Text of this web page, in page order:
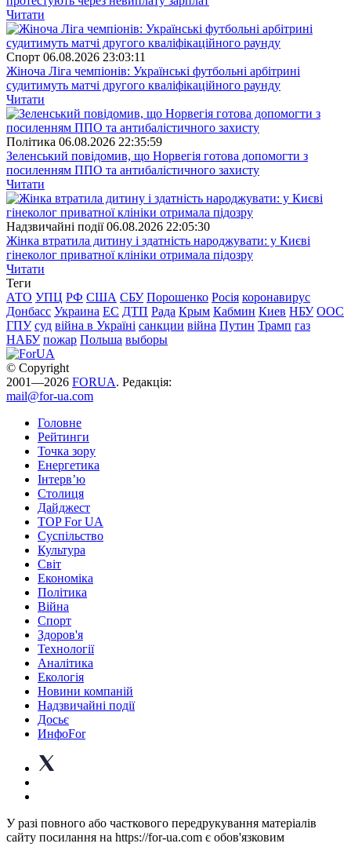
Читати
Спорт 06.08.2026 23:03:11
Жіноча Ліга чемпіонів: Українські футбольні арбітрині
судитимуть матчі другого кваліфікаційного раунду
Читати
Полiтика 06.08.2026 22:35:59
Зеленський повідомив, що Норвегія готова допомогти з
посиленням ППО та антибалістичного захисту
Читати
Надзвичайні події 06.08.2026 22:05:30
Жінка втратила дитину і здатність народжувати: у Києві
гінеколог приватної клініки отримала підозру
Читати
Теги
АТО УПЦ РФ США СБУ Порошенко Росія коронавирус
Донбасс Украина ЕС ДТП Рада Крым Кабмин Киев НБУ ООС
ГПУ суд війна в Україні санкции війна Путин Трамп газ
НАБУ пожар Польша выборы
© Copyright
2001—2026 FORUA. Редакція:
mail@for-ua.com
Головне
Рейтинги
Точка зору
Енергетика
Інтерв’ю
Столиця
Дайджест
TOP For UA
Суспiльство
Культура
Світ
Економіка
Політика
Війна
Спорт
Здоров'я
Технології
Аналітика
Екологія
Новини компаній
Надзвичайні події
Досьє
ИнфоFor
У разі повного або часткового передрукування матеріалів
сайту посилання на https://for-ua.com є обов'язковим